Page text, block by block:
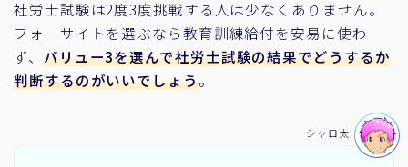
社労士試験は2度3度挑戦する人は少なくありません。
フォーサイトを選ぶなら教育訓練給付を安易に使わ
ず、 バリュー3を選んで社労士試験の結果でどうするか
判断するのがいいでしょう。
シャロ太